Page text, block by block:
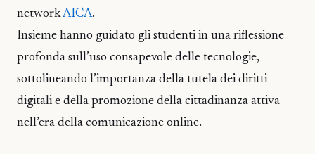
networkAICA.
Insieme hanno guidato gli studenti in una riflessione
profonda sull’uso consapevole delle tecnologie,
sottolineando l’importanza della tutela dei diritti
digitali e della promozione della cittadinanza attiva
nell’era della comunicazione online.